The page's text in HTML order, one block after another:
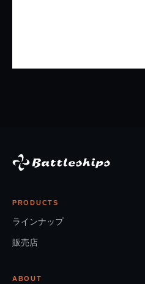
PRODUCTS
ラインナップ
販売店
ABOUT